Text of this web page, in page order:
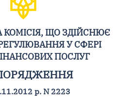
КОМІСІЯ, ЩО ЗДІЙСНЮЄ
У СФЕРІ
ПОСЛУГ
р. N 2223